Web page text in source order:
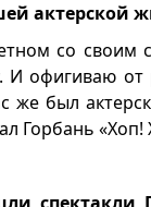
актерской
со своим
офигиваю от
же был
Горбань